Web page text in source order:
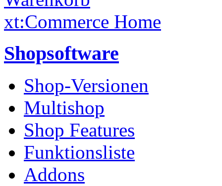
xt:Commerce Home
Shopsoftware
Shop-Versionen
Multishop
Shop Features
Funktionsliste
Addons